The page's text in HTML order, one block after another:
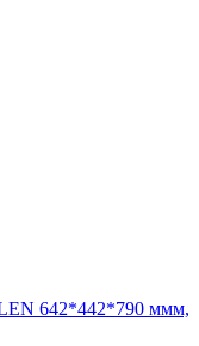
642*442*790 ммм,